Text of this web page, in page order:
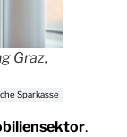
Graz,
Sparkasse
.